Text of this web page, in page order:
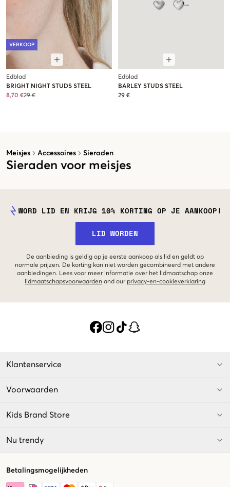
Meisjes Accessoires Sieraden
Sieraden voor meisjes
VERKOOP
Edblad
BRIGHT NIGHT STUDS STEEL
8,70 €29 €
Edblad
BARLEY STUDS STEEL
29 €
WORD LID EN KRIJG 10% KORTING OP JE AANKOOP!
LID WORDEN
De aanbieding is geldig op je eerste aankoop als lid en geldt op
normale prijzen. De korting kan niet worden gecombineerd met andere
aanbiedingen. Lees voor meer informatie over het lidmaatschap onze
lidmaatschapsvoorwaarden and our privacy-en-cookieverklaring
Klantenservice
Voorwaarden
Kids Brand Store
Nu trendy
Betalingsmogelijkheden